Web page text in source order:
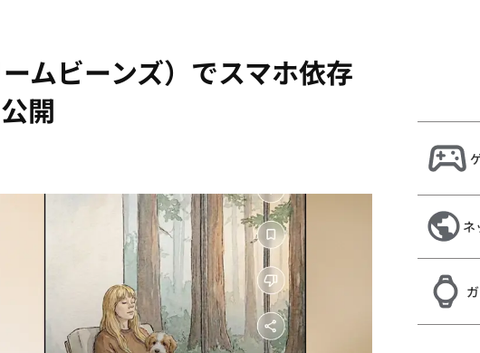
ムビーンズ）でスマホ依存
開
ネ